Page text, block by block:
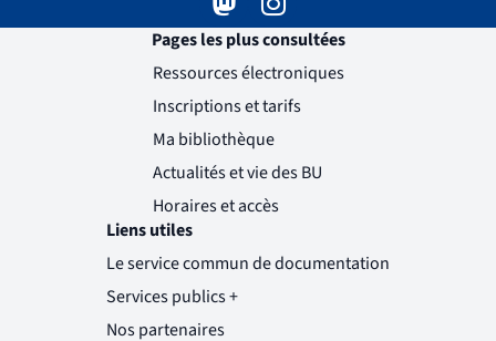
Mastodon
( )
(nouvelle fenêtre)
Instagram
( )
(nouvelle fenêtre)
Pages les plus consultées
Ressources électroniques
Inscriptions et tarifs
Ma bibliothèque
Actualités et vie des BU
Horaires et accès
Liens utiles
Le service commun de documentation
Services publics +
(nouvelle fenêtre)
Nos partenaires